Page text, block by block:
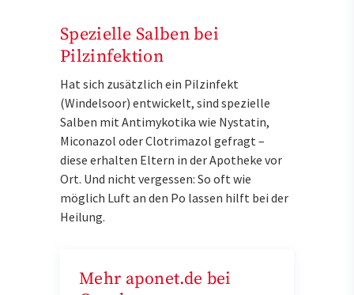
Spezielle Salben bei
Pilzinfektion
Hat sich zusätzlich ein Pilzinfekt
(Windelsoor) entwickelt, sind spezielle
Salben mit Antimykotika wie Nystatin,
Miconazol oder Clotrimazol gefragt –
diese erhalten Eltern in der Apotheke vor
Ort. Und nicht vergessen: So oft wie
möglich Luft an den Po lassen hilft bei der
Heilung.
Mehr aponet.de bei